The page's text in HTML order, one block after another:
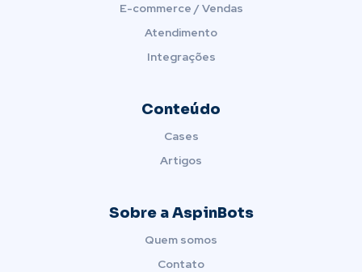
E-commerce / Vendas
Atendimento
Integrações
Conteúdo
Cases
Artigos
Sobre a AspinBots
Quem somos
Contato